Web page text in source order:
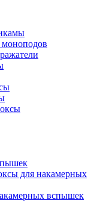
моноподов
для накамерных
вспышек